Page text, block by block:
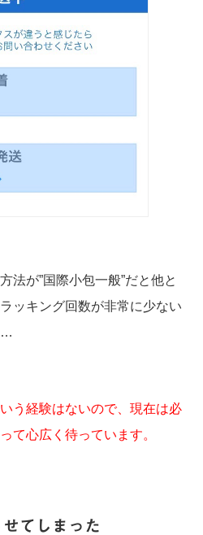
法が”国際小包一般”だと他と
ッキング回数が非常に少ない
…
う経験はないので、現在は必
て心広く待っています。
てしまった